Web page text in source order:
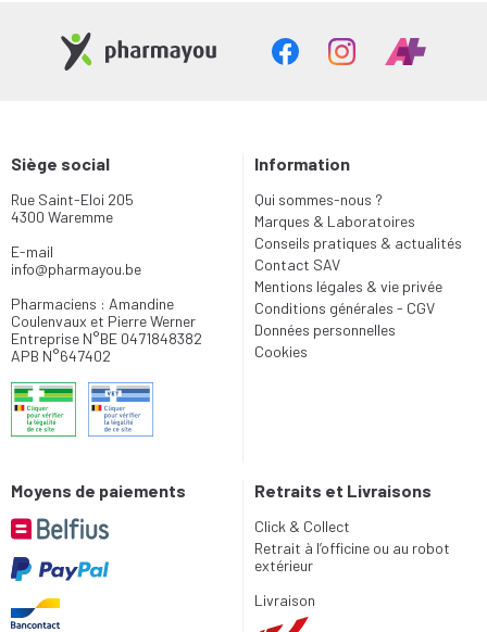
Siège social
Rue Saint-Eloi 205
4300 Waremme
E-mail
info@pharmayou.be
Pharmaciens : Amandine
Coulenvaux et Pierre Werner
Entreprise N°BE 0471848382
APB N°647402
Information
Qui sommes-nous ?
Marques & Laboratoires
Conseils pratiques & actualités
Contact SAV
Mentions légales & vie privée
Conditions générales - CGV
Données personnelles
Cookies
Moyens de paiements Retraits et Livraisons
Click & Collect
Retrait à l’officine ou au robot
extérieur
Livraison